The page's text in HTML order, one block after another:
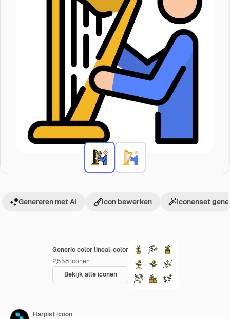
Generic color lineal-color
2,558 Iconen
Bekijk alle iconen
Genereren met AI icon bewerken Iconenset
Harpist icoon